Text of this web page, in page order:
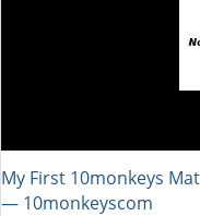
My First 10monkeys
― 10monkeyscom